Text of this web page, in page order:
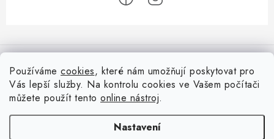
Používáme cookies, které nám umožňují poskytovat pro
Vás lepší služby. Na kontrolu cookies ve Vašem počítači
můžete použít tento online nástroj.
Nastavení
á
Doprava
Nepřehlédněte
Blog s nápady a návody